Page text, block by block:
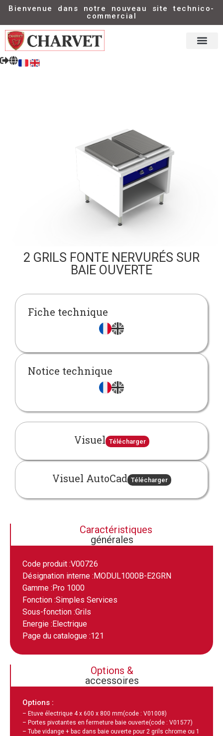
Bienvenue dans notre nouveau site technico-
commercial
2 GRILS FONTE NERVURÉS SUR
BAIE OUVERTE
Fiche technique
Notice technique
Visuel Télécharger
Visuel AutoCad Télécharger
Caractéristiques
générales
Code produit :V00726
Désignation interne : MODUL1000B-E2GRN
Gamme : Pro 1000
Fonction :Simples Services
Sous-fonction :Grils
Energie : Electrique
Page du catalogue :121
Options &
accessoires
Options :
– Etuve électrique 4 x 600 x 800 mm(code : V01008)
– Portes pivotantes en fermeture baie ouverte(code : V01577)
– Tube vidange + bac dans baie ouverte pour 2 grils chrome ou 1